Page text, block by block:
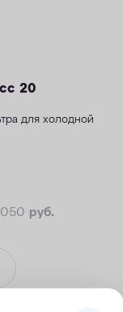
20
для холодной
руб.